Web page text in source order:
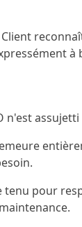
Client
n'est
tenu pour